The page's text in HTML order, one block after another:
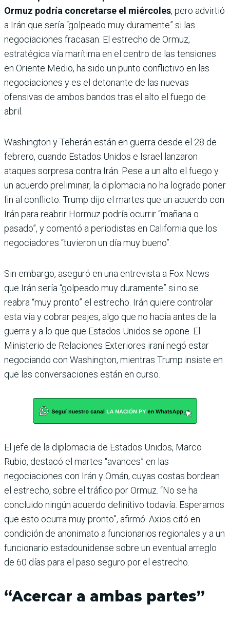
Ormuz podría concretarse el miércoles, pero advirtió
a Irán que sería “golpeado muy duramente” si las
negociaciones fracasan. El estrecho de Ormuz,
estratégica vía marítima en el centro de las tensiones
en Oriente Medio, ha sido un punto conflictivo en las
negociaciones y es el detonante de las nuevas
ofensivas de ambos bandos tras el alto el fuego de
abril.
Washington y Teherán están en guerra desde el 28 de
febrero, cuando Estados Unidos e Israel lanzaron
ataques sorpresa contra Irán. Pese a un alto el fuego y
un acuerdo preliminar, la diplomacia no ha logrado poner
fin al conflicto. Trump dijo el martes que un acuerdo con
Irán para reabrir Hormuz podría ocurrir “mañana o
pasado”, y comentó a periodistas en California que los
negociadores “tuvieron un día muy bueno”.
Sin embargo, aseguró en una entrevista a Fox News
que Irán sería “golpeado muy duramente” si no se
reabra “muy pronto” el estrecho. Irán quiere controlar
esta vía y cobrar peajes, algo que no hacía antes de la
guerra y a lo que que Estados Unidos se opone. El
Ministerio de Relaciones Exteriores iraní negó estar
negociando con Washington, mientras Trump insiste en
que las conversaciones están en curso.
El jefe de la diplomacia de Estados Unidos, Marco
Rubio, destacó el martes “avances” en las
negociaciones con Irán y Omán, cuyas costas bordean
el estrecho, sobre el tráfico por Ormuz. “No se ha
concluido ningún acuerdo definitivo todavía. Esperamos
que esto ocurra muy pronto”, afirmó. Axios citó en
condición de anonimato a funcionarios regionales y a un
funcionario estadounidense sobre un eventual arreglo
de 60 días para el paso seguro por el estrecho.
“Acercar a ambas partes”